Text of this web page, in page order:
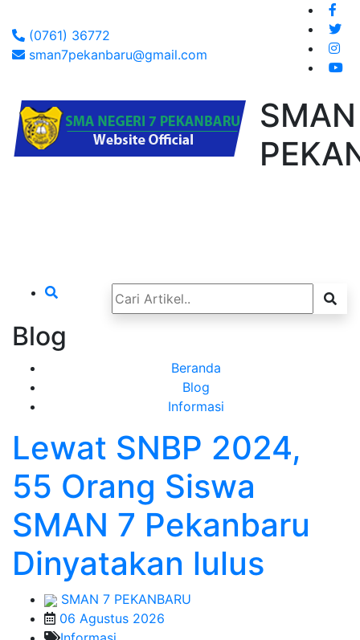
(0761) 36772
sman7pekanbaru@gmail.com
Blog
Beranda
Blog
Informasi
Lewat SNBP 2024,
55 Orang Siswa
SMAN 7 Pekanbaru
Dinyatakan lulus
SMAN 7 PEKANBARU
06 Agustus 2026